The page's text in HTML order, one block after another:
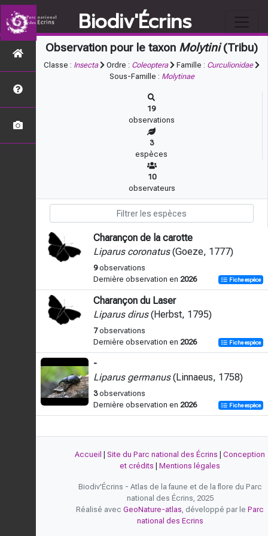
Biodiv'Écrins
Observation pour le taxon Molytini(Tribu)
Classe : Insecta Ordre : Coleoptera Famille : Curculionidae
Sous-Famille : Molytinae
19
observations
3
espèces
10
observateurs
Charançon de la carotte
Liparus coronatus(Goeze, 1777)
9observations
Dernière observation en 2026 Fiche espèce
Charançon du Laser
Liparus dirus(Herbst, 1795)
7observations
Dernière observation en 2026 Fiche espèce
-
Liparus germanus(Linnaeus, 1758)
3observations
Dernière observation en 2026 Fiche espèce
Accueil Site du Parc national des Écrins
Conception
et crédits
Mentions légales
Biodiv'Écrins - Atlas de la faune et de la flore du Parc
national des Écrins, 2025
Réalisé avec GeoNature-atlas, développé par le Parc
national des Ecrins